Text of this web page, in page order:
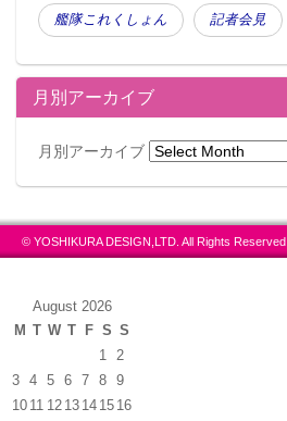
艦隊これくしょん 記者会見
月別アーカイブ
月別アーカイブ
© YOSHIKURA DESIGN,LTD. All Rights Reserved.
August 2026
M T W T F S S
1
2
3
4 5 6 7 8
9
10 11 12 13 14 15 16